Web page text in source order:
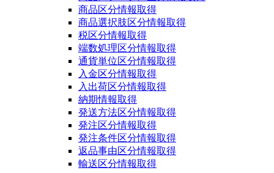
商品区分情報取得
商品選択肢区分情報取得
税区分情報取得
端数処理区分情報取得
通貨単位区分情報取得
入金区分情報取得
入出荷区分情報取得
納期情報取得
発送方法区分情報取得
発注区分情報取得
発注条件区分情報取得
返品事由区分情報取得
輸送区分情報取得